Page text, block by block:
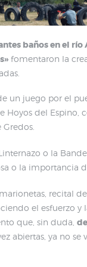
baños en el
fomentaron la
juego por el
Hoyos del Espino,
o la
o la importancia
recital
el esfuerzo y
que, sin duda,
abiertas, ya no se